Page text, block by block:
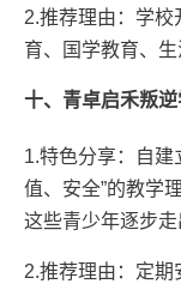
2.推荐理由：学
育、国学教育、生
十、青卓启禾叛
1.特色分享：自建
值、安全”的教学
这些青少年逐步走
2.推荐理由：定